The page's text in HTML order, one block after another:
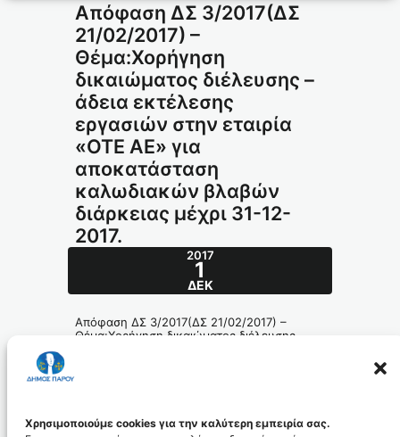
Χρησιμοποιούμε cookies για την καλύτερη εμπειρία σας.
Απόφαση ΔΣ 3/2017(ΔΣ
21/02/2017) –
Θέμα:Χορήγηση
δικαιώματος διέλευσης –
άδεια εκτέλεσης
εργασιών στην εταιρία
«ΟΤΕ ΑΕ» για
αποκατάσταση
καλωδιακών βλαβών
διάρκειας μέχρι 31-12-
2017.
2017
1
ΔΕΚ
Απόφαση ΔΣ 3/2017(ΔΣ 21/02/2017) –
Θέμα:Χορήγηση δικαιώματος διέλευσης –
38-2017_id4919